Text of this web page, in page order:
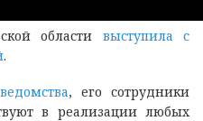
области выступила с
.
, его сотрудники
в реализации любых